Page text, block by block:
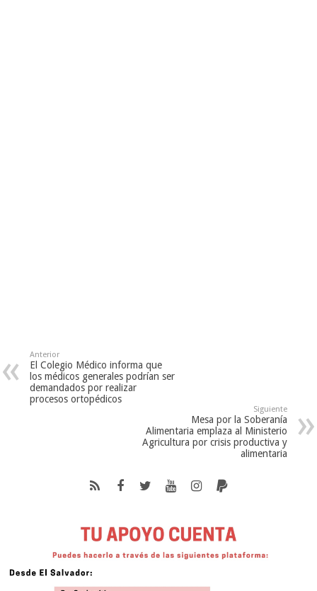
Anterior
El Colegio Médico informa que
los médicos generales podrían ser
demandados por realizar
procesos ortopédicos
Siguiente
Mesa por la Soberanía
Alimentaria emplaza al Ministerio
Agricultura por crisis productiva y
alimentaria